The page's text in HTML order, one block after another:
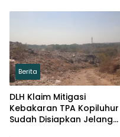
Berita
DLH Klaim Mitigasi
Kebakaran TPA Kopiluhur
Sudah Disiapkan Jelang